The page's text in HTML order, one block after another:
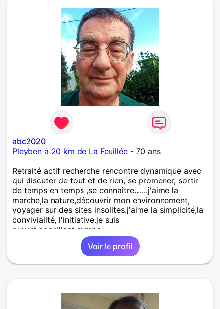
abc2020
Pleyben à 20 km de La Feuillée - 70 ans
Retraité actif recherche rencontre dynamique avec
qui discuter de tout et de rien, se promener, sortir
de temps en temps ,se connaître.......j'aime la
marche,la nature,découvrir mon environnement,
voyager sur des sites insolites.j'aime la sîmplicité,la
convivialité, l'initiative.je suis
ouvert,conciliant,sympa.
Voir le profil